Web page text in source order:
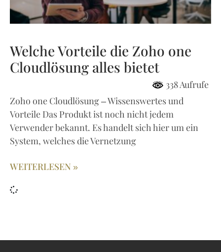
Welche Vorteile die Zoho one
Cloudlösung alles bietet
338 Aufrufe
Zoho one Cloudlösung – Wissenswertes und
Vorteile Das Produkt ist noch nicht jedem
Verwender bekannt. Es handelt sich hier um ein
System, welches die Vernetzung
WEITERLESEN »